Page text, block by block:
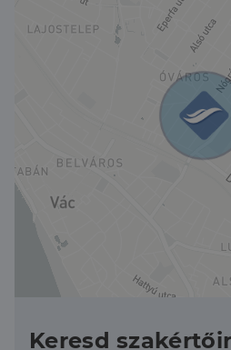
Keresd